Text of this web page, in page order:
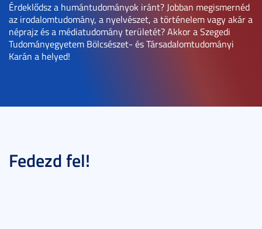
Érdeklődsz a humántudományok iránt? Jobban megismernéd
az irodalomtudomány, a nyelvészet, a történelem vagy akár a
néprajz és a médiatudomány területét? Akkor a Szegedi
Tudományegyetem Bölcsészet- és Társadalomtudományi
Karán a helyed!
Fedezd fel!